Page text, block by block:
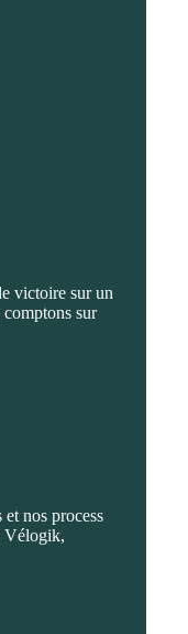
victoire sur un
sur
nos process
Vélogik,